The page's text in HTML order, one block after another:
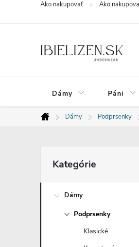
Ako nakupovať Ako
Dámy Páni
Domov
Dámy Podprsenky
o
kategórie
Kategórie
Dámy
Podprsenky
Klasické